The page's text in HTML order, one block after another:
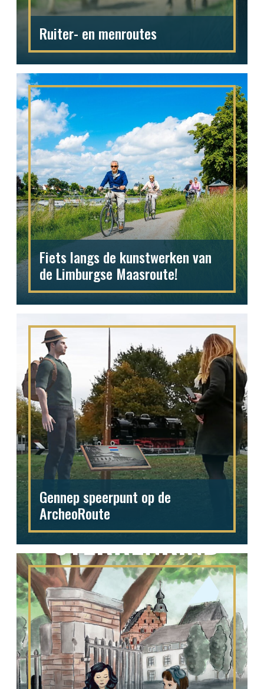
Ruiter- en menroutes
Fiets langs de kunstwerken van
de Limburgse Maasroute!
Gennep speerpunt op de
ArcheoRoute